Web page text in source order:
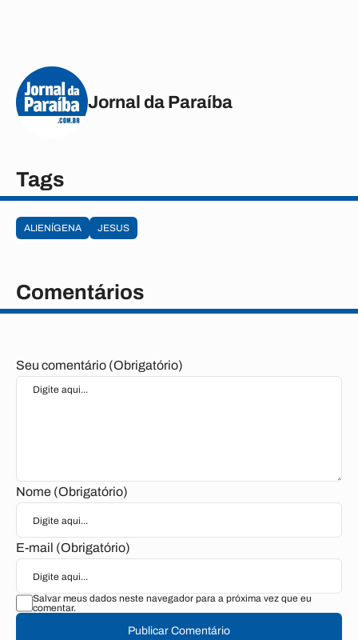
Jornal da Paraíba
Tags
ALIENÍGENA JESUS
Comentários
Seu comentário (Obrigatório)
Nome (Obrigatório)
E-mail (Obrigatório)
Salvar meus dados neste navegador para a próxima vez que eu
comentar.
Publicar Comentário